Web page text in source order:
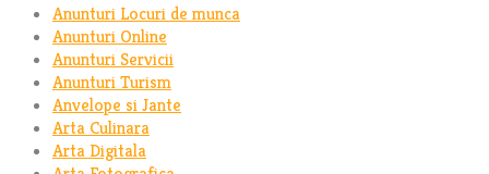
Anunturi Locuri de munca
Anunturi Online
Anunturi Servicii
Anunturi Turism
Anvelope si Jante
Arta Culinara
Arta Digitala